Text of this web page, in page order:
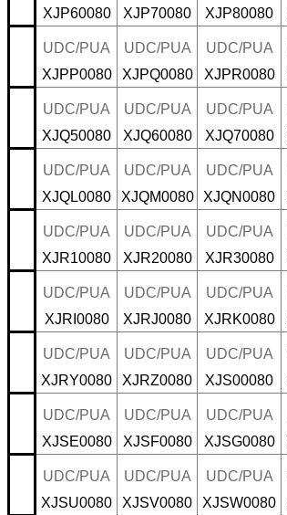
XJP60080
XJP70080
XJP80080
UDC/PUA
XJPP0080
UDC/PUA
XJPQ0080
UDC/PUA
XJPR0080
UDC/PUA
XJQ50080
UDC/PUA
XJQ60080
UDC/PUA
XJQ70080
UDC/PUA
XJQL0080
UDC/PUA
XJQM0080
UDC/PUA
XJQN0080
UDC/PUA
XJR10080
UDC/PUA
XJR20080
UDC/PUA
XJR30080
UDC/PUA
XJRI0080
UDC/PUA
XJRJ0080
UDC/PUA
XJRK0080
UDC/PUA
XJRY0080
UDC/PUA
XJRZ0080
UDC/PUA
XJS00080
UDC/PUA
XJSE0080
UDC/PUA
XJSF0080
UDC/PUA
XJSG0080
UDC/PUA
XJSU0080
UDC/PUA
XJSV0080
UDC/PUA
XJSW0080